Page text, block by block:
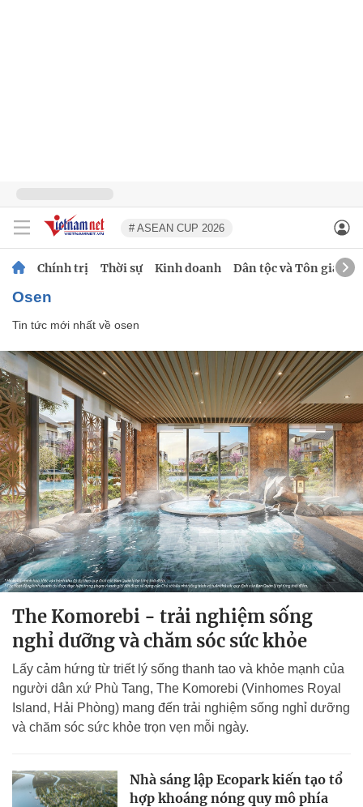
# ASEAN CUP 2026
Chính trị Thời sự Kinh doanh Dân tộc và Tôn giáo
osen
Tin tức mới nhất về osen
The Komorebi - trải nghiệm sống
nghỉ dưỡng và chăm sóc sức khỏe
Lấy cảm hứng từ triết lý sống thanh tao và khỏe mạnh của
người dân xứ Phù Tang, The Komorebi (Vinhomes Royal
Island, Hải Phòng) mang đến trải nghiệm sống nghỉ dưỡng
và chăm sóc sức khỏe trọn vẹn mỗi ngày.
Nhà sáng lập Ecopark kiến tạo tổ
hợp khoáng nóng quy mô phía